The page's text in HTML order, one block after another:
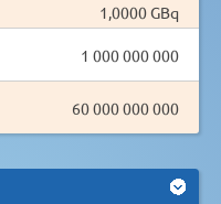
1,0000 GBq
1 000 000 000
60 000 000 000